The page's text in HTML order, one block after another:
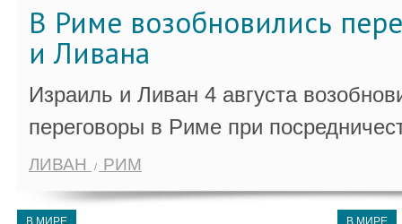
В Риме возобновились
и Ливана
Израиль и Ливан 4 августа
переговоры в Риме при
ЛИВАН РИМ
В МИРЕ В МИРЕ